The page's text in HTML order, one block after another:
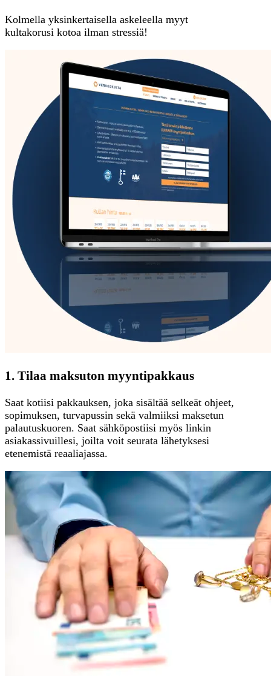
Kolmella yksinkertaisella askeleella myyt
kultakorusi kotoa ilman stressiä!
1. Tilaa maksuton myyntipakkaus
Saat kotiisi pakkauksen, joka sisältää selkeät ohjeet,
sopimuksen, turvapussin sekä valmiiksi maksetun
palautuskuoren. Saat sähköpostiisi myös linkin
asiakassivuillesi, joilta voit seurata lähetyksesi
etenemistä reaaliajassa.